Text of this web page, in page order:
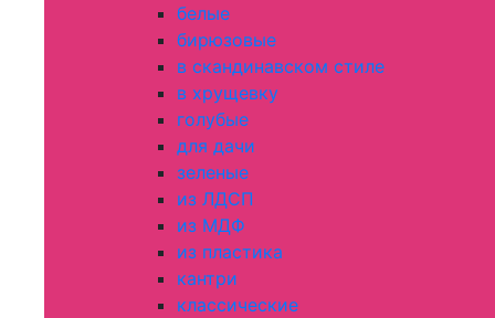
белые
бирюзовые
в скандинавском стиле
в хрущевку
голубые
для дачи
зеленые
из ЛДСП
из МДФ
из пластика
кантри
классические